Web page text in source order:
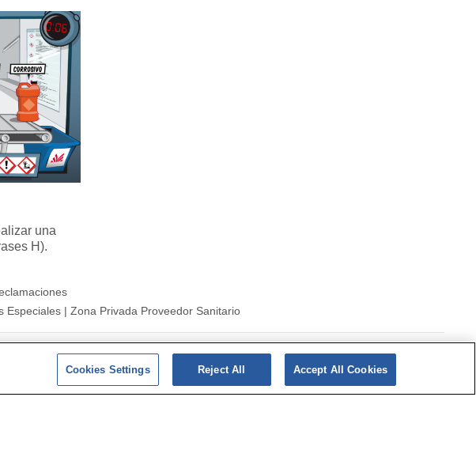
una
H).
Especiales | Zona Privada Proveedor Sanitario
Protección de Datos | Politica de cookies
Cookies Settings Reject All Accept All Cookies